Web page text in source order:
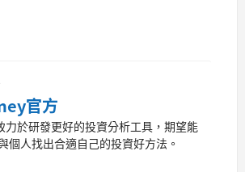
官方
力於研發更好的投資分析工具，期望能
個人找出合適自己的投資好方法。